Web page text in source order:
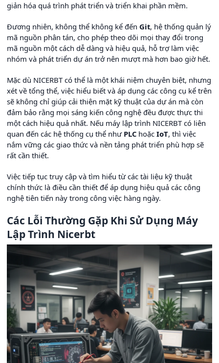
giản hóa quá trình phát triển và triển khai phần mềm.
Đương nhiên, không thể không kể đến Git, hệ thống quản lý
mã nguồn phân tán, cho phép theo dõi mọi thay đổi trong
mã nguồn một cách dễ dàng và hiệu quả, hỗ trợ làm việc
nhóm và phát triển dự án trở nên mượt mà hơn bao giờ hết.
Mặc dù NICERBT có thể là một khái niệm chuyên biệt, nhưng
xét về tổng thể, việc hiểu biết và áp dụng các công cụ kể trên
sẽ không chỉ giúp cải thiện mặt kỹ thuật của dự án mà còn
đảm bảo rằng mọi sáng kiến công nghệ đều được thực thi
một cách hiệu quả nhất. Nếu máy lập trình NICERBT có liên
quan đến các hệ thống cụ thể như PLC hoặc IoT, thì việc
nắm vững các giao thức và nền tảng phát triển phù hợp sẽ
rất cần thiết.
Việc tiếp tục truy cập và tìm hiểu từ các tài liệu kỹ thuật
chính thức là điều cần thiết để áp dụng hiệu quả các công
nghệ tiên tiến này trong công việc hàng ngày.
Các Lỗi Thường Gặp Khi Sử Dụng Máy
Lập Trình Nicerbt